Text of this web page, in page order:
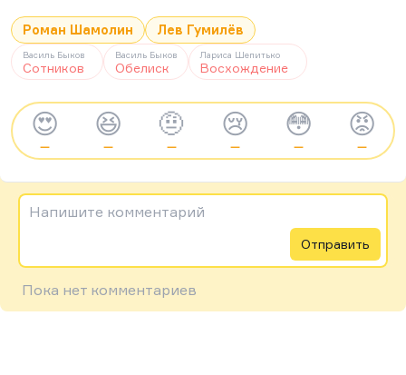
Роман Шамолин Лев Гумилёв
Василь Быков
Сотников
Василь Быков
Обелиск
Лариса Шепитько
Восхождение
😍
—
😆
—
🤨
—
😢
—
😳
—
😡
—
Напишите комментарий
Отправить
Пока нет комментариев